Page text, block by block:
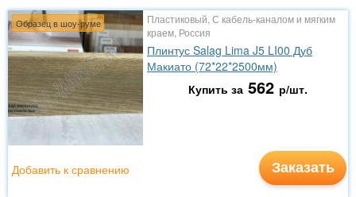
Образец в шоу-руме
Пластиковый, С кабель-каналом и мягким
краем, Россия
Плинтус Salag Lima J5 LI00 Дуб
Макиато (72*22*2500мм)
Купить за 562 р/шт.
Заказать
Добавить к сравнению